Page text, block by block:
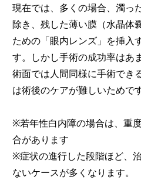
現在では、多くの場合、濁っ
除き、残した薄い膜（水晶体
ための「眼内レンズ」を挿入
す。しかし手術の成功率はあ
術面では人間同様に手術でき
は術後のケアが難しいためです
※若年性白内障の場合は、重
合があります
※症状の進行した段階ほど、
ないケースが多くなります。